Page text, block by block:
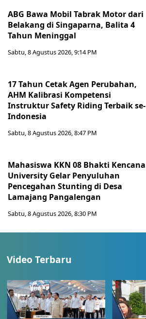
ABG Bawa Mobil Tabrak Motor dari
Belakang di Singaparna, Balita 4
Tahun Meninggal
Sabtu, 8 Agustus 2026, 9:14 PM
17 Tahun Cetak Agen Perubahan,
AHM Kalibrasi Kompetensi
Instruktur Safety Riding Terbaik se-
Indonesia
Sabtu, 8 Agustus 2026, 8:47 PM
Mahasiswa KKN 08 Bhakti Kencana
University Gelar Penyuluhan
Pencegahan Stunting di Desa
Lamajang Pangalengan
Sabtu, 8 Agustus 2026, 8:30 PM
Video Terbaru